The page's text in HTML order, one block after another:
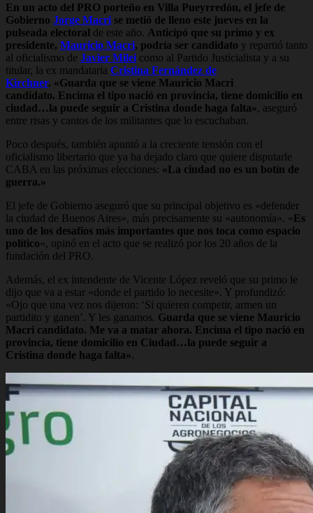
En un acto del PRO porteño en Villa Pueyrredón, el jefe de
Gobierno Jorge Macri se metió de lleno este jueves en la
pulseada electoral de este año. Anticipó que su primo y ex
presidente, Mauricio Macri, podría ser candidato y repartió tanto
al oficialismo de Javier Milei como al Partido Justicialista y a su
titular, la ex mandataria Cristina Fernández de
Kirchner. «Guarda que se viene Mauricio Macri
candidato. Encima el tipo nació en provincia, tiene domicilio en
ciudad…la puede seguir a Cristina donde haga falta», aseguró
entre risas y cantos de los militantes que lo escuchaban.
Poco después, también apuntó a la creciente tensión con el
oficialismo libertario que ya ha dejado claro que quiere disputarle
CABA en las próximas elecciones: «La ciudad no es un botín de
guerra.»
El jefe de Gobierno aseguró que su principal objetivo es «defender
la ciudad de Buenos Aires», más precisamente su «autonomía». «Es
uno de los desafíos más importantes que nos toca como espacio
político«, opinó en el acto que se realizó por los 20 años de la
fundación del PRO.
Además, el ex intendente de Vicente López reveló que su primo le
dijo que va a estar «donde el partido lo necesite». Y profundizó:
«Ojo que una vez nos dijeron: ‘Si quieren competir, armen un
partidito y ganen’. Y les ganamos. Guarda que se viene Mauricio
Macri candidato. Me va a matar ahora. Encima el tipo nació en
provincia, tiene domicilio en Ciudad…la puede seguir a
Cristina donde haga falta».